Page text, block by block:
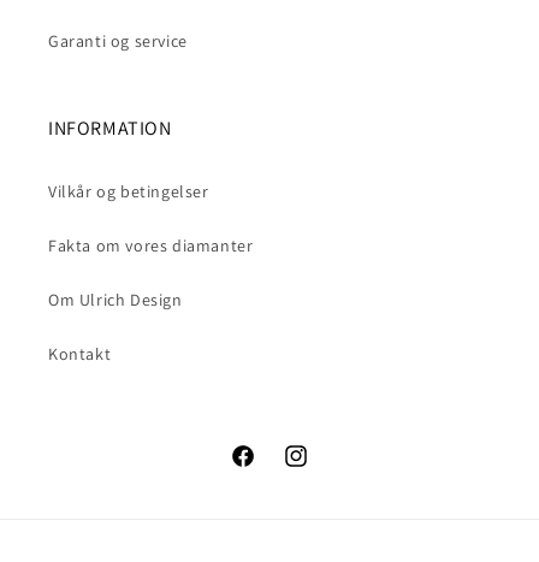
Garanti og service
INFORMATION
Vilkår og betingelser
Fakta om vores diamanter
Om Ulrich Design
Kontakt
FacebookInstagram